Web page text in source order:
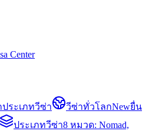
Center
ระเภทวีซ่า วีซ่าทั่วโลกNewยื่น
ประเภทวีซ่า8 หมวด: Nomad,